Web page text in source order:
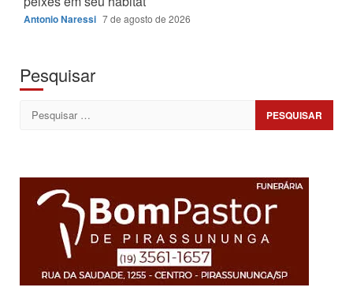
Antonio Naressi 7 de agosto de 2026
Pesquisar
Pesquisar